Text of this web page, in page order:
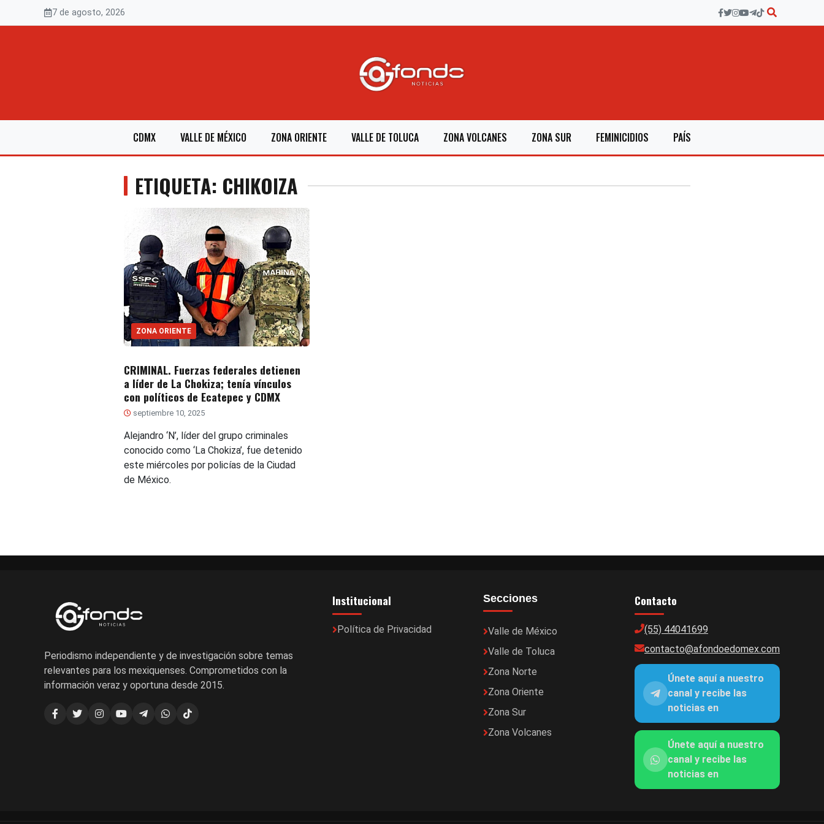
7 de agosto, 2026
CDMX VALLE DE MÉXICO ZONA ORIENTE VALLE DE TOLUCA ZONA VOLCANES ZONA SUR FEMINICIDIOS PAÍS
ETIQUETA: CHIKOIZA
ZONA ORIENTE
CRIMINAL. Fuerzas federales detienen
a líder de La Chokiza; tenía vínculos
con políticos de Ecatepec y CDMX
septiembre 10, 2025
Alejandro ‘N’, líder del grupo criminales
conocido como ‘La Chokiza’, fue detenido
este miércoles por policías de la Ciudad
de México.
Periodismo independiente y de investigación sobre temas
relevantes para los mexiquenses. Comprometidos con la
información veraz y oportuna desde 2015.
Institucional
Política de Privacidad
Secciones
Valle de México
Valle de Toluca
Zona Norte
Zona Oriente
Zona Sur
Zona Volcanes
Contacto
(55) 44041699
contacto@afondoedomex.com
Únete aquí a nuestro
canal y recibe las
noticias en
Únete aquí a nuestro
canal y recibe las
noticias en